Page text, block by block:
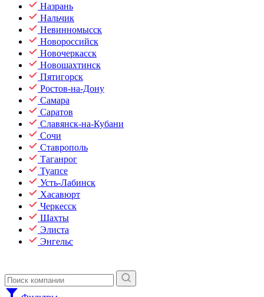
Назрань
Нальчик
Невинномысск
Новороссийск
Новочеркасск
Новошахтинск
Пятигорск
Ростов-на-Дону
Самара
Саратов
Славянск-на-Кубани
Сочи
Ставрополь
Таганрог
Туапсе
Усть-Лабинск
Хасавюрт
Черкесск
Шахты
Элиста
Энгельс